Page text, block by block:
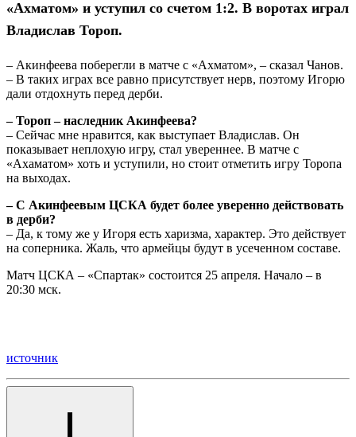
«Ахматом» и уступил со счетом 1:2. В воротах играл
Владислав Тороп.
– Акинфеева поберегли в матче с «Ахматом», – сказал Чанов.
– В таких играх все равно присутствует нерв, поэтому Игорю
дали отдохнуть перед дерби.
– Тороп – наследник Акинфеева?
– Сейчас мне нравится, как выступает Владислав. Он
показывает неплохую игру, стал увереннее. В матче с
«Ахаматом» хоть и уступили, но стоит отметить игру Торопа
на выходах.
– С Акинфеевым ЦСКА будет более уверенно действовать
в дерби?
– Да, к тому же у Игоря есть харизма, характер. Это действует
на соперника. Жаль, что армейцы будут в усеченном составе.
Матч ЦСКА – «Спартак» состоится 25 апреля. Начало – в
20:30 мск.
источник